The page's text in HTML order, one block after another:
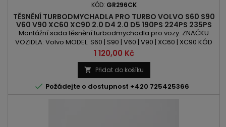
KÓD: GR296CK
TĚSNĚNÍ TURBODMYCHADLA PRO TURBO VOLVO S60 S90
V60 V90 XC60 XC90 2.0 D4 2.0 D5 190PS 224PS 235PS
239PS 240PS
Montážní sada těsnění turbodmychadla pro vozy: ZNAČKU
VOZIDLA: Volvo MODEL: S60 | S90 | V60 | V90 | XC60 | XC90 KÓD
MOTORU: D 4204 T6 | D 4204 T11 | D 4204 T23 OBSAH: 1969ccm |
2.0 D4 | 2.0 D5 VÝKON: 190PS/140kW | 224PS/165kW |
235PS/173kW | 239PS/176kW | 240PS/177kW ROK VÝROBY: 2015 -
Cena
1 120,00 Kč
 Přidat do košíku
 Požádejte o dostupnost +420 725425366